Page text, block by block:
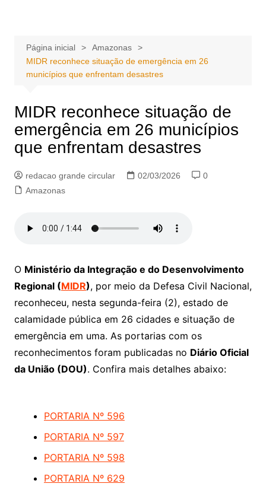
conteúdoPágina inicial
Amazonas
MIDR reconhece situação de emergência em 26
municípios que enfrentam desastres
MIDR reconhece situação de
emergência em 26 municípios
que enfrentam desastres
redacao grande circular 02/03/2026
0
Amazonas
O Ministério da Integração e do Desenvolvimento
Regional (MIDR), por meio da Defesa Civil Nacional,
reconheceu, nesta segunda-feira (2), estado de
calamidade pública em 26 cidades e situação de
emergência em uma. As portarias com os
reconhecimentos foram publicadas no Diário Oficial
da União (DOU). Confira mais detalhes abaixo:
PORTARIA Nº 596
PORTARIA Nº 597
PORTARIA Nº 598
PORTARIA Nº 629